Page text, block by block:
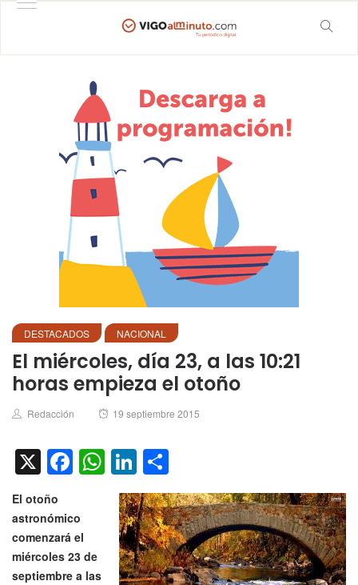
DESTACADOS NACIONAL
El miércoles, día 23, a las 10:21
horas empieza el otoño
Author
Redacción
Posted
19 septiembre 2015
X Facebook
WhatsApp
LinkedIn
El otoño
astronómico
comenzará el
miércoles 23 de
septiembre a las